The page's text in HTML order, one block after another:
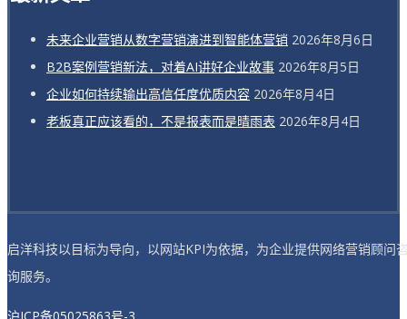
未来企业营销从数字营销演进到智能体营销 2026年8月6日
B2B案例营销新法，对着AI讲好企业故事 2026年8月5日
企业如何持续输出高信任度优质内容 2026年8月4日
老板真正应该看的，不是报表而是晴雨表 2026年8月4日
启洋科技以目标为导向，以网站KPI为依据，为企业提供网络营销顾问
询服务。